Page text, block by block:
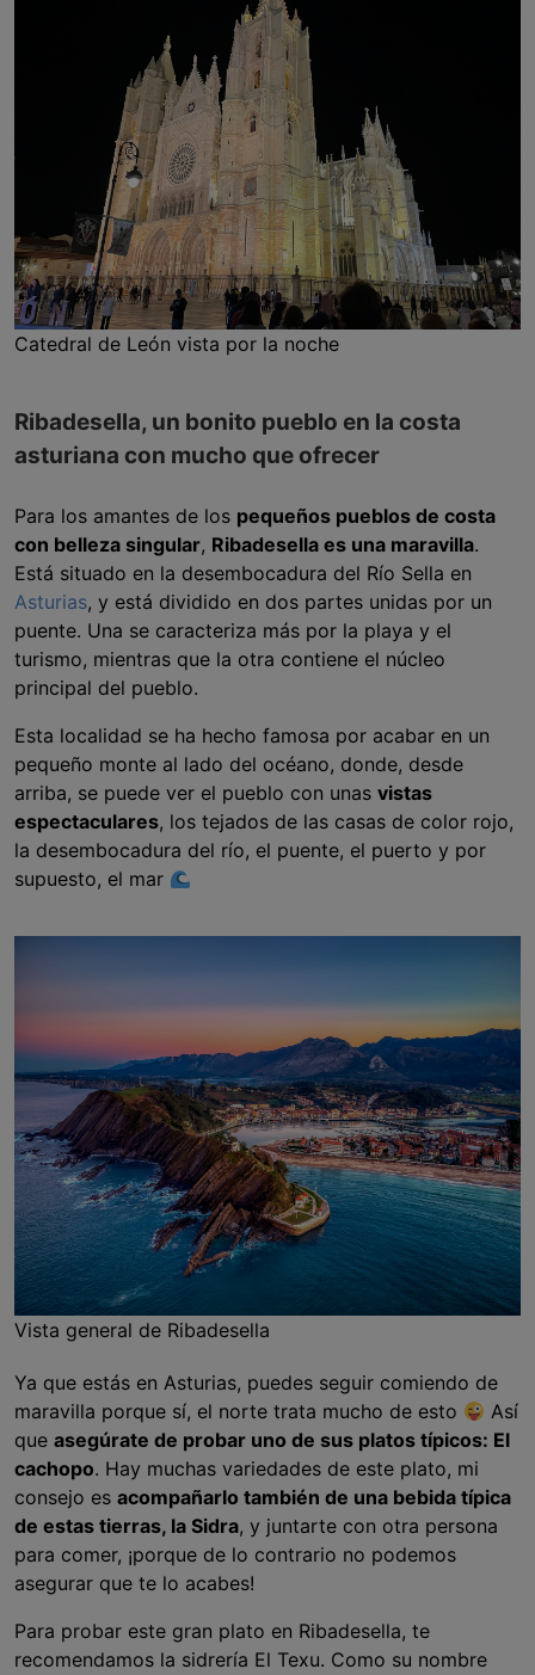
Catedral de León vista por la noche
Ribadesella, un bonito pueblo en la costa
asturiana con mucho que ofrecer
Para los amantes de los pequeños pueblos de costa
con belleza singular, Ribadesella es una maravilla.
Está situado en la desembocadura del Río Sella en
Asturias, y está dividido en dos partes unidas por un
puente. Una se caracteriza más por la playa y el
turismo, mientras que la otra contiene el núcleo
principal del pueblo.
Esta localidad se ha hecho famosa por acabar en un
pequeño monte al lado del océano, donde, desde
arriba, se puede ver el pueblo con unas vistas
espectaculares, los tejados de las casas de color rojo,
la desembocadura del río, el puente, el puerto y por
supuesto, el mar
Vista general de Ribadesella
Ya que estás en Asturias, puedes seguir comiendo de
maravilla porque sí, el norte trata mucho de esto
Así
que asegúrate de probar uno de sus platos típicos: El
cachopo. Hay muchas variedades de este plato, mi
consejo es acompañarlo también de una bebida típica
de estas tierras, la Sidra, y juntarte con otra persona
para comer, ¡porque de lo contrario no podemos
asegurar que te lo acabes!
Para probar este gran plato en Ribadesella, te
recomendamos la sidrería El Texu. Como su nombre